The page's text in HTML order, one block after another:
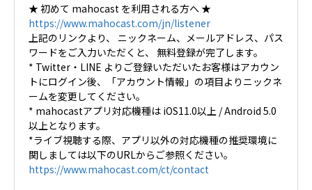
★ 初めて mahocast を利用される方へ ★
https://www.mahocast.com/jn/listener
上記のリンクより、 ニックネーム、メールアドレス、パス
ワードをご入力いただくと、 無料登録が完了します。
* Twitter・LINE よりご登録いただいたお客様はアカウン
トにログイン後、「アカウント情報」の項目よりニックネ
ームを変更してください。
* mahocastアプリ対応機種は iOS11.0以上 / Android 5.0
以上となります。
*ライブ視聴する際、アプリ以外の対応機種の推奨環境に
関しましては以下のURLからご参照ください。
https://www.mahocast.com/ct/contact